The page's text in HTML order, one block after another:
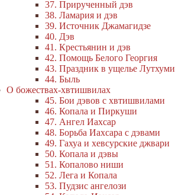
37. Прирученный дэв
38. Ламария и дэв
39. Источник Джамагидзе
40. Дэв
41. Крестьянин и дэв
42. Помощь Белого Георгия
43. Праздник в ущелье Лутхуми
44. Быль
О божествах-хвтишвилах
45. Бои дэвов с хвтишвилами
46. Копала и Пиркуши
47. Ангел Иахсар
48. Борьба Иахсара с дэвами
49. Гахуа и хевсурские джвари
50. Копала и дэвы
51. Копалово ниши
52. Лега и Копала
53. Пудзис ангелози